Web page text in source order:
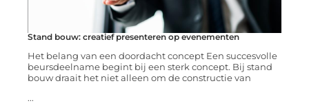
Stand bouw: creatief presenteren op evenementen
Het belang van een doordacht concept Een succesvolle
beursdeelname begint bij een sterk concept. Bij stand
bouw draait het niet alleen om de constructie van
...